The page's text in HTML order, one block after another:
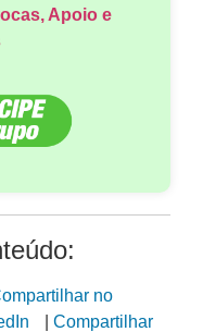
Apoio e
no
Compartilhar